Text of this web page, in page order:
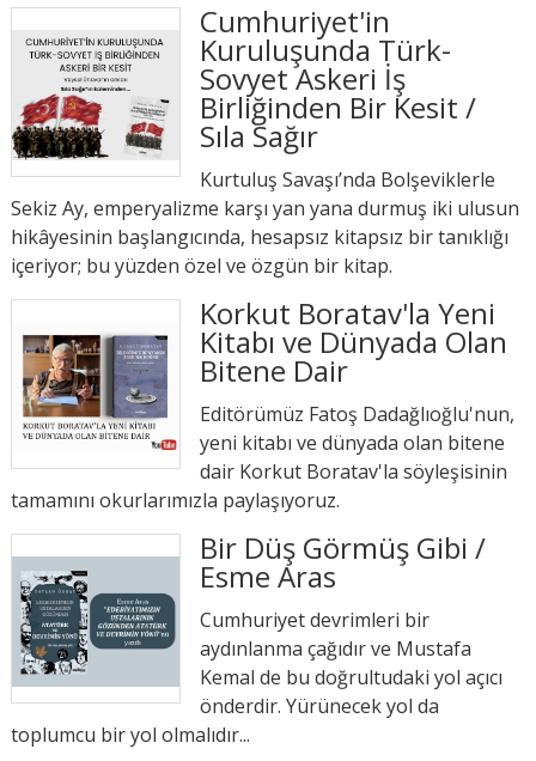
Cumhuriyet'in
Kuruluşunda Türk-
Sovyet Askeri İş
Birliğinden Bir Kesit /
Sıla Sağır
Kurtuluş Savaşı’nda Bolşeviklerle
Sekiz Ay, emperyalizme karşı yan yana durmuş iki ulusun
hikâyesinin başlangıcında, hesapsız kitapsız bir tanıklığı
içeriyor; bu yüzden özel ve özgün bir kitap.
Korkut Boratav'la Yeni
Kitabı ve Dünyada Olan
Bitene Dair
Editörümüz Fatoş Dadağlıoğlu'nun,
yeni kitabı ve dünyada olan bitene
dair Korkut Boratav'la söyleşisinin
tamamını okurlarımızla paylaşıyoruz.
Bir Düş Görmüş Gibi /
Esme Aras
Cumhuriyet devrimleri bir
aydınlanma çağıdır ve Mustafa
Kemal de bu doğrultudaki yol açıcı
önderdir. Yürünecek yol da
toplumcu bir yol olmalıdır...